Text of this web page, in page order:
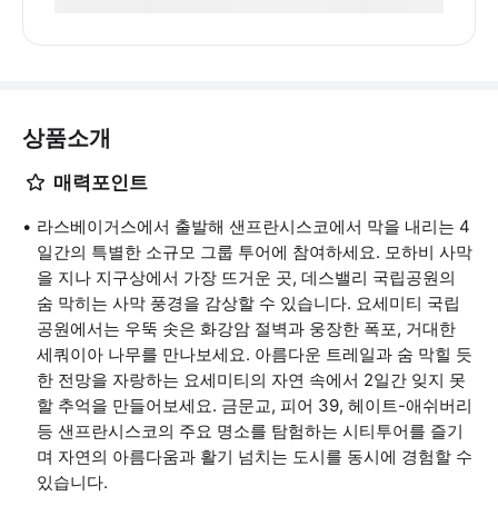
상품소개
매력포인트
라스베이거스에서 출발해 샌프란시스코에서 막을 내리는 4
일간의 특별한 소규모 그룹 투어에 참여하세요. 모하비 사막
을 지나 지구상에서 가장 뜨거운 곳, 데스밸리 국립공원의
숨 막히는 사막 풍경을 감상할 수 있습니다. 요세미티 국립
공원에서는 우뚝 솟은 화강암 절벽과 웅장한 폭포, 거대한
세쿼이아 나무를 만나보세요. 아름다운 트레일과 숨 막힐 듯
한 전망을 자랑하는 요세미티의 자연 속에서 2일간 잊지 못
할 추억을 만들어보세요. 금문교, 피어 39, 헤이트-애쉬버리
등 샌프란시스코의 주요 명소를 탐험하는 시티투어를 즐기
며 자연의 아름다움과 활기 넘치는 도시를 동시에 경험할 수
있습니다.